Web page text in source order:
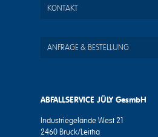
KONTAKT
ANFRAGE & BESTELLUNG
ABFALLSERVICE JÜLY GesmbH
Industriegelände West 21
2460 Bruck/Leitha